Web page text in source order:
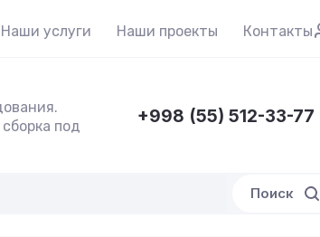
Наши услуги Наши проекты Контакты
под
+998 (55) 512-33-77
Поиск